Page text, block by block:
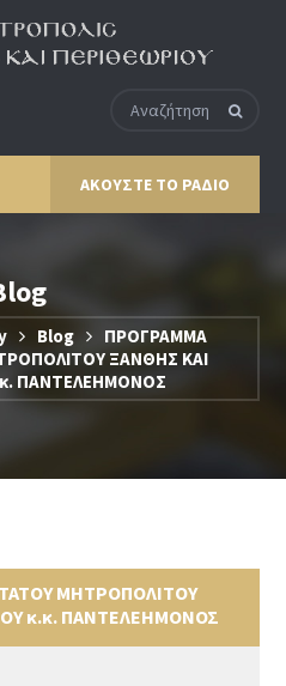
ΑΚΟΥΣΤΕ ΤΟ ΡΑΔΙΟ
Blog
ΠΡΟΓΡΑΜΜΑ
ΞΑΝΘΗΣ ΚΑΙ
ΠΑΝΤΕΛΕΗΜΟΝΟΣ
ΜΗΤΡΟΠΟΛΙΤΟΥ
κ.κ. ΠΑΝΤΕΛΕΗΜΟΝΟΣ